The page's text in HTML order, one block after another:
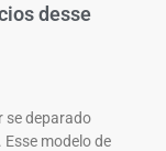
desse
se deparado
modelo de